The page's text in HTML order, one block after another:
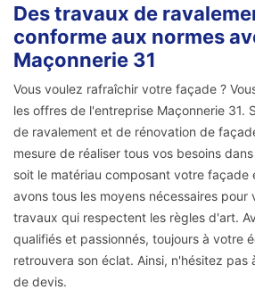
Des travaux de
conforme aux normes
Maçonnerie 31
Vous voulez rafraîchir votre façade ?
les offres de l'entreprise Maçonnerie 31.
de ravalement et de rénovation de
mesure de réaliser tous vos besoins
soit le matériau composant votre façade
avons tous les moyens nécessaires pour
travaux qui respectent les règles d'art.
qualifiés et passionnés, toujours à votre
retrouvera son éclat. Ainsi, n'hésitez pas
de devis.